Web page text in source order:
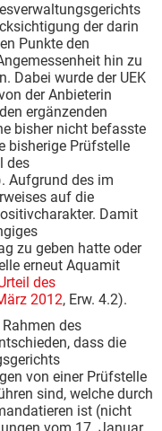
der darin
Punkte den
hin zu
Dabei wurde der UEK
der Anbieterin
ergänzenden
bisher nicht befasste
bisherige Prüfstelle
des
Aufgrund des im
auf die
Damit
zu geben hatte oder
erneut Aquamit
des
2012, Erw. 4.2).
des
dass die
von einer Prüfstelle
sind, welche durch
ist (nicht